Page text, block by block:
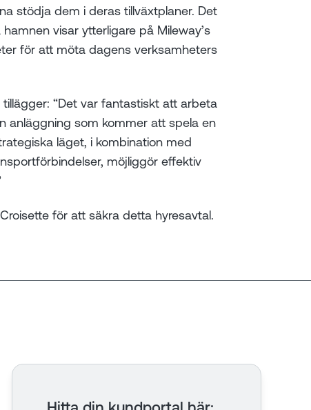
stödja dem i deras tillväxtplaner. Det
visar ytterligare på Mileway’s
för att möta dagens verksamheters
“Det var fantastiskt att arbeta
anläggning som kommer att spela en
läget, i kombination med
möjliggör effektiv
för att säkra detta hyresavtal.